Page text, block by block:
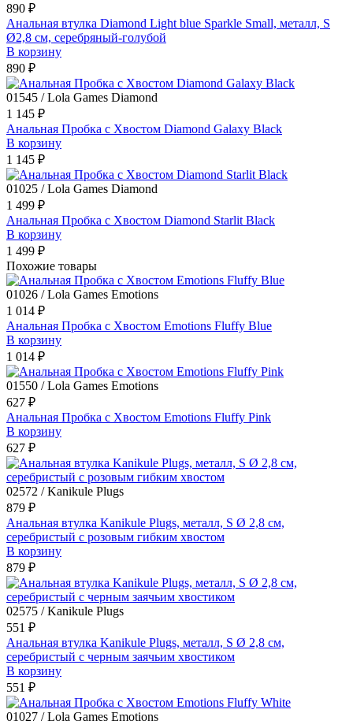
890 ₽
Анальная втулка Diamond Light blue Sparkle Small, металл, S
Ø2,8 см, серебряный-голубой
В корзину
890 ₽
01545 / Lola Games Diamond
1 145 ₽
Анальная Пробка с Хвостом Diamond Galaxy Black
В корзину
1 145 ₽
01025 / Lola Games Diamond
1 499 ₽
Анальная Пробка с Хвостом Diamond Starlit Black
В корзину
1 499 ₽
Похожие товары
01026 / Lola Games Emotions
1 014 ₽
Анальная Пробка с Хвостом Emotions Fluffy Blue
В корзину
1 014 ₽
01550 / Lola Games Emotions
627 ₽
Анальная Пробка с Хвостом Emotions Fluffy Pink
В корзину
627 ₽
02572 / Kanikule Plugs
879 ₽
Анальная втулка Kanikule Plugs, металл, S Ø 2,8 см,
серебристый с розовым гибким хвостом
В корзину
879 ₽
02575 / Kanikule Plugs
551 ₽
Анальная втулка Kanikule Plugs, металл, S Ø 2,8 см,
серебристый с черным заячьим хвостиком
В корзину
551 ₽
01027 / Lola Games Emotions